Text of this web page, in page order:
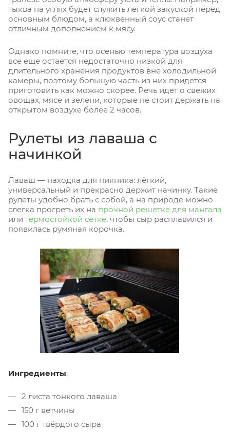
тыква на углях будет служить легкой закуской перед
основным блюдом, а клюквенный соус станет
отличным дополнением к мясу.
Однако помните, что осенью температура воздуха
все еще остается недостаточно низкой для
длительного хранения продуктов вне холодильной
камеры, поэтому большую часть из них придется
приготовить как можно скорее. Речь идет о свежих
овощах, мясе и зелени, которые не стоит держать на
открытом воздухе более 2 часов.
Рулеты из лаваша с
начинкой
Лаваш — находка для пикника: лёгкий,
универсальный и прекрасно держит начинку. Такие
рулеты удобно брать с собой, а на природе можно
слегка прогреть их на прочной решетке для мангала
или термостойкой сетке, чтобы сыр расплавился и
появилась румяная корочка.
Ингредиенты:
2 листа тонкого лаваша
150 г ветчины
100 г твёрдого сыра